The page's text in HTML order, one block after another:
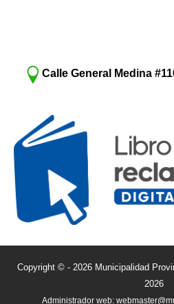
Calle General Medina
Copyright © - 2026 Municipalidad
2026
Administrador web: